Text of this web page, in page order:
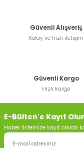
Güvenli Alışveriş
Kolay ve hızlı iletişim
Güvenli Kargo
Hızlı kargo
E-Bülten'e Kayıt
Haber listemize kayıt